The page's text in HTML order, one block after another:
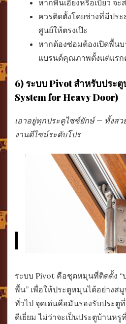
หากพื้นเอียงหรือเบี้ยว จ
ควรติดตั้งโดยช่างที่มีปร
ศูนย์ให้ตรงเป๊ะ
หากต้องซ่อมต้องเปิดพื้นบ
แบรนด์คุณภาพตั้งแต่แรก
6) ระบบ Pivot สำหรับประ
System for Heavy Door)
เอาอยู่ทุกประตูไซซ์ยักษ์ — ทั้งสว
งานดีไซน์ระดับโปร
ระบบ Pivot คือชุดหมุนที่ติดตั้ง “
พื้น” เพื่อให้ประตูหมุนได้อย่างส
ทั่วไป จุดเด่นคือมันรองรับประตู
ดีเยี่ยม ไม่ว่าจะเป็นประตูบ้านหรู